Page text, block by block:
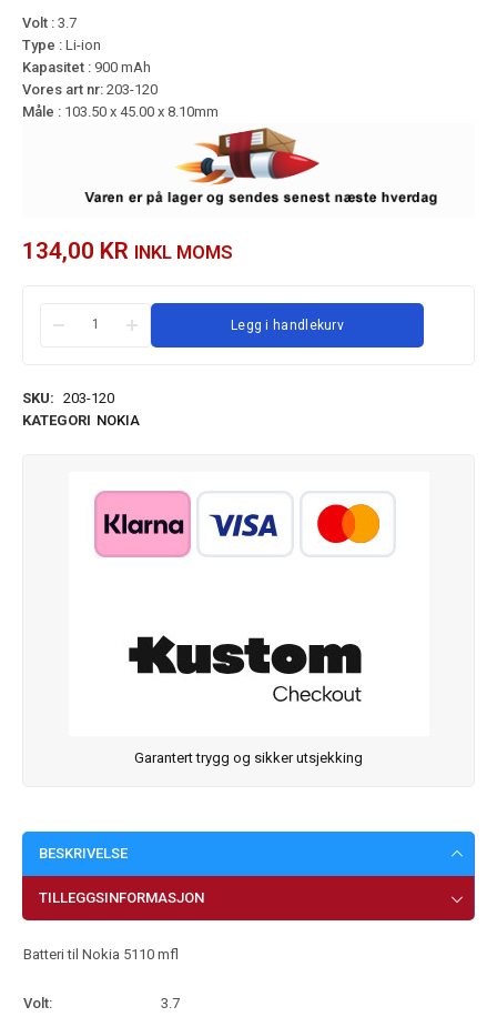
Volt : 3.7
Type : Li-ion
Kapasitet : 900 mAh
Vores art nr: 203-120
Måle : 103.50 x 45.00 x 8.10mm
134,00 KR INKL MOMS
Legg i handlekurv
SKU: 203-120
KATEGORI NOKIA
Garantert trygg og sikker utsjekking
BESKRIVELSE
TILLEGGSINFORMASJON
Batteri til Nokia 5110 mfl
Volt:
3.7